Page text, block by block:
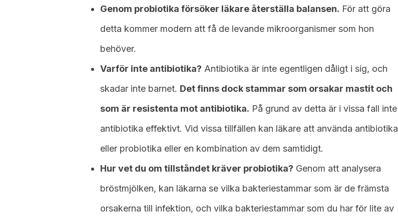
Genom probiotika försöker läkare återställa balansen. För att göra
detta kommer modern att få de levande mikroorganismer som hon
behöver.
Varför inte antibiotika? Antibiotika är inte egentligen dåligt i sig, och
skadar inte barnet. Det finns dock stammar som orsakar mastit och
som är resistenta mot antibiotika. På grund av detta är i vissa fall inte
antibiotika effektivt. Vid vissa tillfällen kan läkare att använda antibiotika
eller probiotika eller en kombination av dem samtidigt.
Hur vet du om tillståndet kräver probiotika? Genom att analysera
bröstmjölken, kan läkarna se vilka bakteriestammar som är de främsta
orsakerna till infektion, och vilka bakteriestammar som du har för lite av